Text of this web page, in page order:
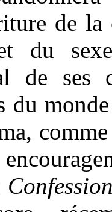
de
du
de ses
du